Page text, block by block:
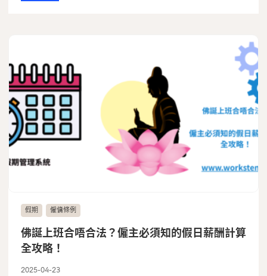
假期 僱傭條例
佛誕上班合唔合法？僱主必須知的假日薪酬計算
全攻略！
2025-04-23